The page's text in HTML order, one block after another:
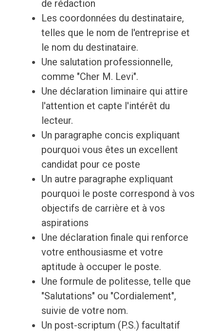
de rédaction
Les coordonnées du destinataire,
telles que le nom de l'entreprise et
le nom du destinataire.
Une salutation professionnelle,
comme "Cher M. Levi".
Une déclaration liminaire qui attire
l'attention et capte l'intérêt du
lecteur.
Un paragraphe concis expliquant
pourquoi vous êtes un excellent
candidat pour ce poste
Un autre paragraphe expliquant
pourquoi le poste correspond à vos
objectifs de carrière et à vos
aspirations
Une déclaration finale qui renforce
votre enthousiasme et votre
aptitude à occuper le poste.
Une formule de politesse, telle que
"Salutations" ou "Cordialement",
suivie de votre nom.
Un post-scriptum (P.S.) facultatif